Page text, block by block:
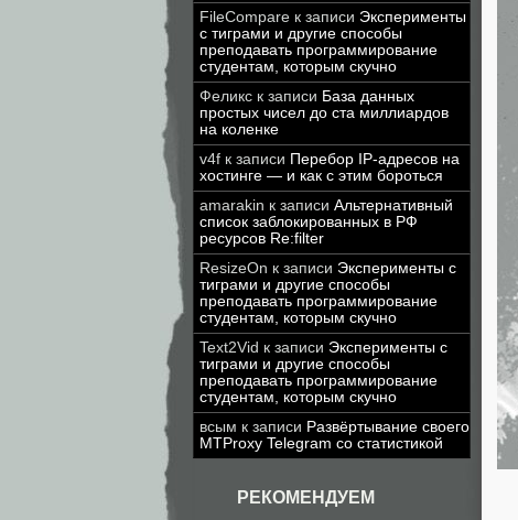
FileCompare к записи Эксперименты
с тиграми и другие способы
преподавать программирование
студентам, которым скучно
Феликс к записи База данных
простых чисел до ста миллиардов
на коленке
v4f к записи Перебор IP-адресов на
хостинге — и как с этим бороться
amarakin к записи Альтернативный
список заблокированных в РФ
ресурсов Re:filter
ResizeOn к записи Эксперименты с
тиграми и другие способы
преподавать программирование
студентам, которым скучно
Text2Vid к записи Эксперименты с
тиграми и другие способы
преподавать программирование
студентам, которым скучно
всым к записи Развёртывание своего
MTProxy Telegram со статистикой
РЕКОМЕНДУЕМ